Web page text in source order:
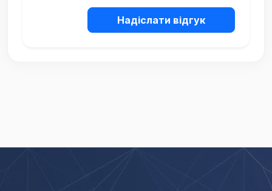
Надіслати відгук